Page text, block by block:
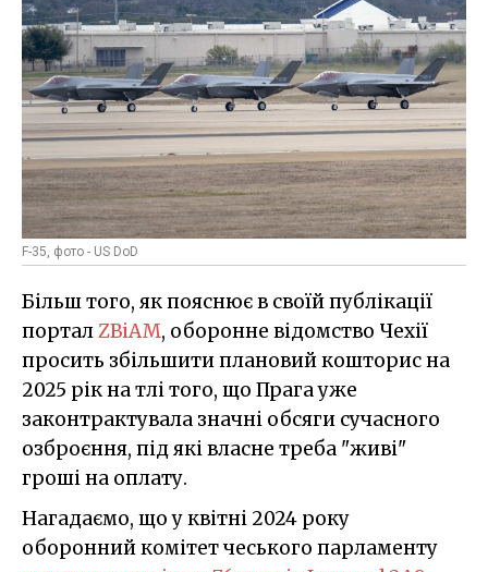
F-35, фото - US DoD
Більш того, як пояснює в своїй публікації
порталZBiAM, оборонне відомство Чехії
просить збільшити плановий кошторис на
2025 рік на тлі того, що Прага уже
законтрактувала значні обсяги сучасного
озброєння, під які власне треба "живі"
гроші на оплату.
Нагадаємо, що у квітні 2024 року
оборонний комітет чеського парламенту